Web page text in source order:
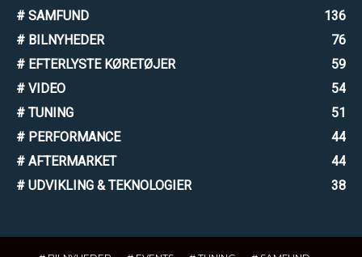
# SAMFUND
136
# BILNYHEDER
76
# EFTERLYSTE KØRETØJER
59
# VIDEO
54
# TUNING
51
# PERFORMANCE
44
# AFTERMARKET
44
# UDVIKLING & TEKNOLOGIER
38